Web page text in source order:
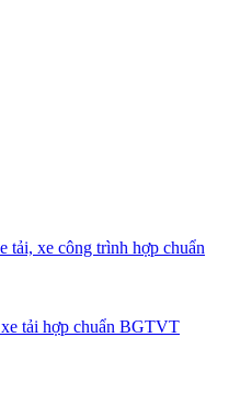
tải, xe công trình hợp chuẩn
tải hợp chuẩn BGTVT